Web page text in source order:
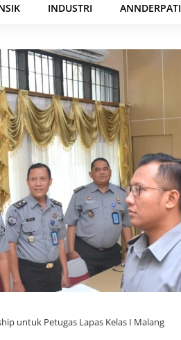
INDUSTRI ANNDERPATI
untuk Petugas Lapas Kelas I Malang